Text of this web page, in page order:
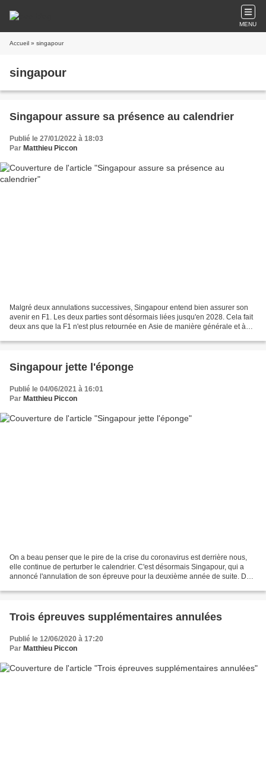
MENU
Accueil » singapour
singapour
Singapour assure sa présence au calendrier
Publié le 27/01/2022 à 18:03
Par Matthieu Piccon
Malgré deux annulations successives, Singapour entend bien assurer son
avenir en F1. Les deux parties sont désormais liées jusqu'en 2028. Cela fait
deux ans que la F1 n'est plus retournée en Asie de manière générale et à
Singapour jette l'éponge
Publié le 04/06/2021 à 16:01
Par Matthieu Piccon
On a beau penser que le pire de la crise du coronavirus est derrière nous,
elle continue de perturber le calendrier. C'est désormais Singapour, qui a
annoncé l'annulation de son épreuve pour la deuxième année de suite. Des
Trois épreuves supplémentaires annulées
Publié le 12/06/2020 à 17:20
Par Matthieu Piccon